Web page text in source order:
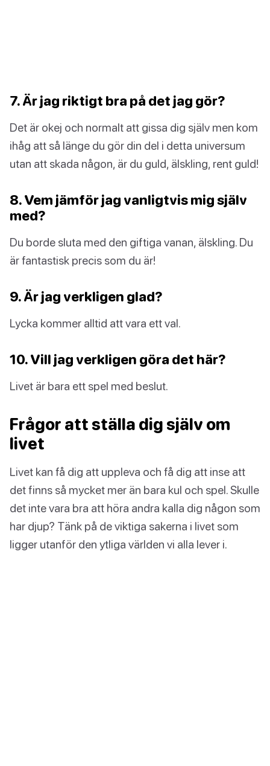
7. Är jag riktigt bra på det jag gör?
Det är okej och normalt att gissa dig själv men kom
ihåg att så länge du gör din del i detta universum
utan att skada någon, är du guld, älskling, rent guld!
8. Vem jämför jag vanligtvis mig själv
med?
Du borde sluta med den giftiga vanan, älskling. Du
är fantastisk precis som du är!
9. Är jag verkligen glad?
Lycka kommer alltid att vara ett val.
10. Vill jag verkligen göra det här?
Livet är bara ett spel med beslut.
Frågor att ställa dig själv om
livet
Livet kan få dig att uppleva och få dig att inse att
det finns så mycket mer än bara kul och spel. Skulle
det inte vara bra att höra andra kalla dig någon som
har djup? Tänk på de viktiga sakerna i livet som
ligger utanför den ytliga världen vi alla lever i.